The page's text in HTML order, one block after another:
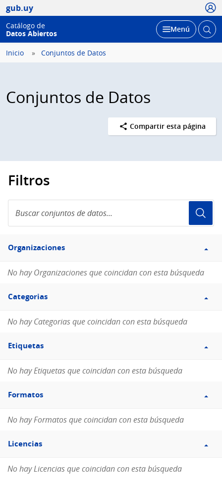
gub.uy
Catálogo de
Datos Abiertos
Desplegar
Menú Abrir
Inicio Conjuntos de Datos
Conjuntos de Datos
Compartir esta página
Filtros
conjuntos
de
Filtro
Organizaciones
Organizaciones
No hay Organizaciones que coincidan con esta búsqueda
Filtro
Categorias
Categorias
No hay Categorias que coincidan con esta búsqueda
Filtro
Etiquetas
Etiquetas
No hay Etiquetas que coincidan con esta búsqueda
Filtro
Formatos
Formatos
No hay Formatos que coincidan con esta búsqueda
Filtro
Licencias
Licencias
No hay Licencias que coincidan con esta búsqueda